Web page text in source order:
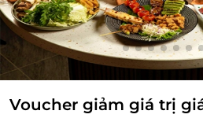
Voucher giảm giá trị